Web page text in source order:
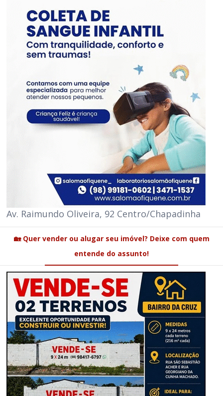
Av. Raimundo Oliveira, 92 Centro/Chapadinha
🏡 Quer vender ou alugar seu imóvel? Deixe com quem
entende do assunto!